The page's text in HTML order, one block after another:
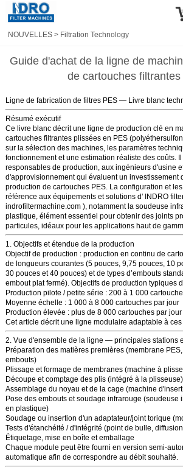
NOUVELLES > Filtration Technology
Guide d'achat de la ligne de
de cartouches filtrantes
Ligne de fabrication de filtres PES — Livre blanc
Résumé exécutif
Ce livre blanc décrit une ligne de production clé en
cartouches filtrantes plissées en PES
sur la sélection des machines, les paramètres
fonctionnement et une estimation réaliste des coûts.
responsables de production, aux ingénieurs d'usine
d'approvisionnement qui évaluent un investissement
production de cartouches PES. La configuration et
référence aux équipements et solutions d' INDRO
indrofiltermachine.com), notamment la soudeuse
plastique, élément essentiel pour obtenir des joints
particules, idéaux pour les applications haut de
1. Objectifs et étendue de la production
Objectif de production : production en continu de
de longueurs courantes (5 pouces, 9,75 pouces, 10
30 pouces et 40 pouces) et de types d’embouts
embout plat fermé). Objectifs de production typiques
Production pilote / petite série : 200 à 1 000
Moyenne échelle : 1 000 à 8 000 cartouches par jour
Production élevée : plus de 8 000 cartouches par jour
Cet article décrit une ligne modulaire adaptable à ces
2. Vue d'ensemble de la ligne — principales stations
Préparation des matières premières(membrane
embouts)
Plissage et formage de membranes(machine à
Découpe et comptage des plis(intégré à la plisseuse)
Assemblage du noyau et de la cage (machine
Pose des embouts et soudage infrarouge (soudeuse
en plastique)
Soudage ou insertion d'un adaptateur/joint torique
Tests d'étanchéité / d'intégrité (point de bulle,
Étiquetage, mise en boîte et emballage
Chaque module peut être fourni en version semi-
automatique afin de correspondre au débit souhaité.